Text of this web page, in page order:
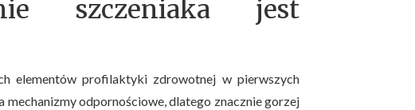
szczeniaka jest
elementów profilaktyki zdrowotnej w pierwszych
odpornościowe, dlatego znacznie gorzej